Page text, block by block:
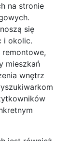
na stronie
się
i okolic.
remontowe,
mieszkań
wnętrz